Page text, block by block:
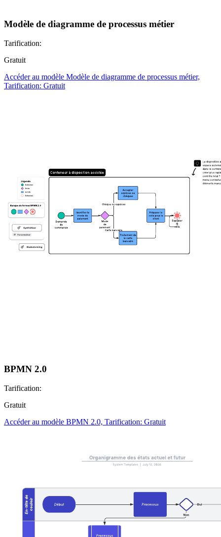
Modèle de diagramme de processus métier
Tarification:
Gratuit
Accéder au modèle Modèle de diagramme de processus métier,
Tarification: Gratuit
BPMN 2.0
Tarification:
Gratuit
Accéder au modèle BPMN 2.0, Tarification: Gratuit